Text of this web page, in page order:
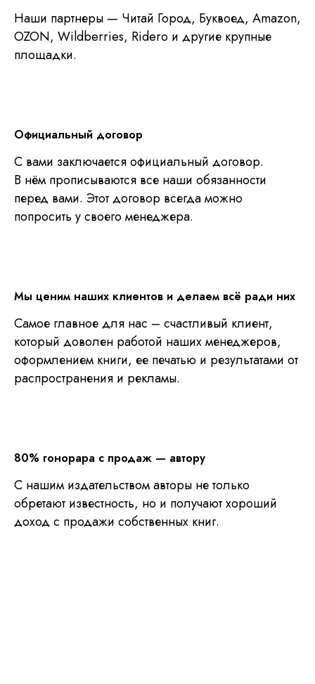
Наши партнеры — Читай Город, Буквоед, Amazon,
OZON, Wildberries, Ridero и другие крупные
площадки.
Официальный договор
С вами заключается официальный договор.
В нём прописываются все наши обязанности
перед вами. Этот договор всегда можно
попросить у своего менеджера.
Мы ценим наших клиентов и делаем всё ради них
Самое главное для нас – счастливый клиент,
который доволен работой наших менеджеров,
оформлением книги, ее печатью и результатами от
распространения и рекламы.
80% гонорара с продаж — автору
С нашим издательством авторы не только
обретают известность, но и получают хороший
доход с продажи собственных книг.